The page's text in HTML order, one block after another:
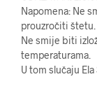
Napomena: Ne
prouzročiti štetu.
Ne smije biti
temperaturama.
U tom slučaju